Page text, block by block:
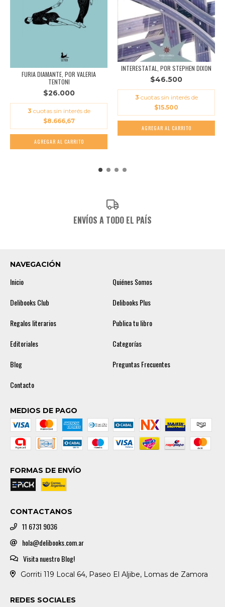
FURIA DIAMANTE, POR VALERIA
TENTONI
$26.000
3 cuotas sin interés de
$8.666,67
INTERESTATAL, POR STEPHEN DIXON
$46.500
3 cuotas sin interés de
$15.500
ENVÍOS A TODO EL PAÍS
NAVEGACIÓN
Inicio
Quiénes Somos
Delibooks Club
Delibooks Plus
Regalos literarios
Publica tu libro
Editoriales
Categorías
Blog
Preguntas Frecuentes
Contacto
MEDIOS DE PAGO
FORMAS DE ENVÍO
CONTACTANOS
11 6731 9036
hola@delibooks.com.ar
Visita nuestro Blog!
Gorriti 119 Local 64, Paseo El Aljibe, Lomas de Zamora
REDES SOCIALES